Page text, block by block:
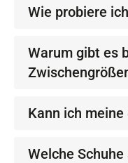
Wie probiere
Warum gibt es
Kann ich meine
Welche